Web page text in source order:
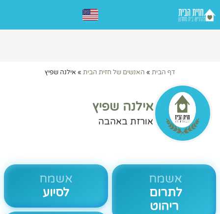
דף הבית » האנשים של חזית הבית » אילנה שפיץ
אילנה שפיץ
אורזת באהבה
אשמח
לתרום
ריהוט
אשמח
לסיוע